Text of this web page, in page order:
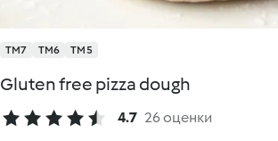
TM7 TM6 TM5
Gluten free pizza dough
4.7 26 оценки